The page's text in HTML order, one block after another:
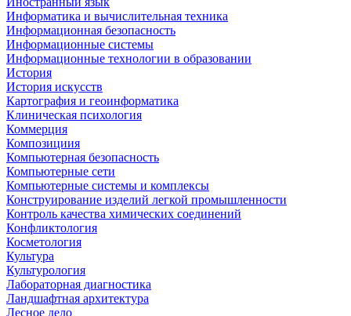
Информатика и вычислительная техника
Информационная безопасность
Информационные системы
Информационные технологии в образовании
История
История искусств
Картография и геоинформатика
Клиническая психология
Коммерция
Композициия
Компьютерная безопасность
Компьютерные сети
Компьютерные системы и комплексы
Конструирование изделий легкой промышленности
Контроль качества химических соединений
Конфликтология
Косметология
Культура
Культурология
Лабораторная диагностика
Ландшафтная архитектура
Лесное дело